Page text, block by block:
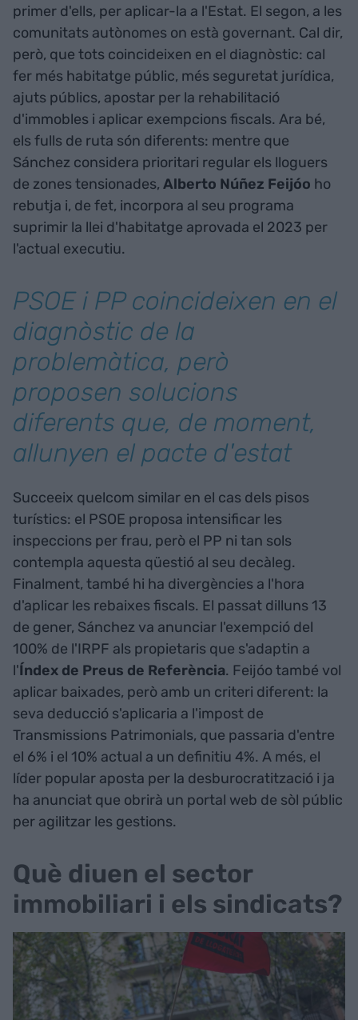
primer d'ells, per aplicar-la a l'Estat. El segon, a les
comunitats autònomes on està governant. Cal dir,
però, que tots coincideixen en el diagnòstic: cal
fer més habitatge públic, més seguretat jurídica,
ajuts públics, apostar per la rehabilitació
d'immobles i aplicar exempcions fiscals. Ara bé,
els fulls de ruta són diferents: mentre que
Sánchez considera prioritari regular els lloguers
de zones tensionades, Alberto Núñez Feijóo ho
rebutja i, de fet, incorpora al seu programa
suprimir la llei d'habitatge aprovada el 2023 per
l'actual executiu.
PSOE i PP coincideixen en el
diagnòstic de la
problemàtica, però
proposen solucions
diferents que, de moment,
allunyen el pacte d'estat
Succeeix quelcom similar en el cas dels pisos
turístics: el PSOE proposa intensificar les
inspeccions per frau, però el PP ni tan sols
contempla aquesta qüestió al seu decàleg.
Finalment, també hi ha divergències a l'hora
d'aplicar les rebaixes fiscals. El passat dilluns 13
de gener, Sánchez va anunciar l'exempció del
100% de l'IRPF als propietaris que s'adaptin a
l'Índex de Preus de Referència. Feijóo també vol
aplicar baixades, però amb un criteri diferent: la
seva deducció s'aplicaria a l'impost de
Transmissions Patrimonials, que passaria d'entre
el 6% i el 10% actual a un definitiu 4%. A més, el
líder popular aposta per la desburocratització i ja
ha anunciat que obrirà un portal web de sòl públic
per agilitzar les gestions.
Què diuen el sector
immobiliari i els sindicats?